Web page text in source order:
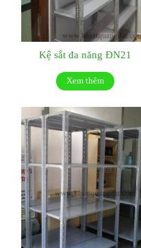
Kệ sắt đa năng ĐN21
Xem thêm